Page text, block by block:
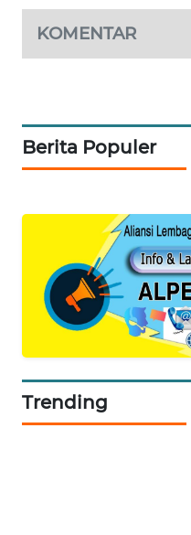
KOMENTAR
Berita Populer
Trending